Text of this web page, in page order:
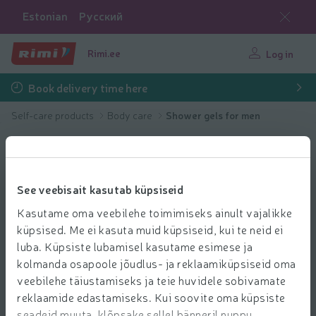
See veebisait kasutab küpsiseid
Kasutame oma veebilehe toimimiseks ainult vajalikke
küpsised. Me ei kasuta muid küpsiseid, kui te neid ei
luba. Küpsiste lubamisel kasutame esimese ja
kolmanda osapoole jõudlus- ja reklaamiküpsiseid oma
veebilehe täiustamiseks ja teie huvidele sobivamate
reklaamide edastamiseks. Kui soovite oma küpsiste
Estonian Русский
Rimi.ee Log in
Book delivery time here
Self-care products Body care Shower gels for men